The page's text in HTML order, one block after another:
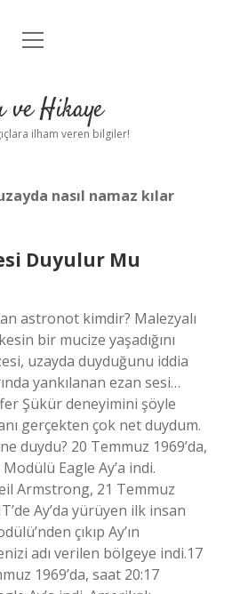
Anasayfa
Uyarı
menüyü
ve Hikaye
ilham veren bilgiler!
nasıl namaz kılar
Duyulur Mu
astronot kimdir? Malezyalı
bir mucize yaşadığını
uzayda duyduğunu iddia
yankılanan ezan sesi…
Şükür deneyimini şöyle
gerçekten çok net duydum.
duydu? 20 Temmuz 1969’da,
Eagle Ay’a indi.
Armstrong, 21 Temmuz
Ay’da yürüyen ilk insan
çıkıp Ay’ın
adı verilen bölgeye indi.17
1969’da, saat 20:17